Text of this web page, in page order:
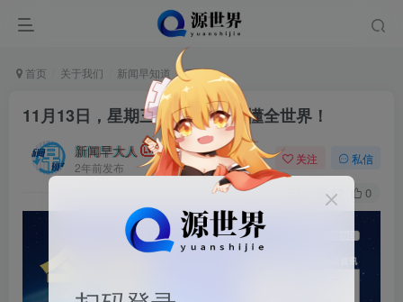
首页 关于我们 新闻早知道 正文
11月13日，星期三, 每天60秒读懂全世界！
新闻早大人
2年前发布
关注 私信
57 0